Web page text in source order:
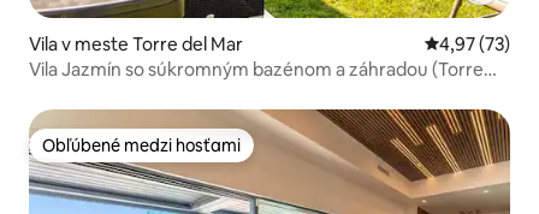
Vila v meste Torre del Mar Priemerné
4,97 (73)
Vila Jazmín so súkromným bazénom a záhradou (Torre
Obľúbené medzi hosťami
Obľúbené medzi hosťami